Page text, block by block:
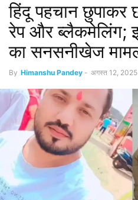
हिंदू पहचान छुपाकर
रेप और ब्लैकमेलिंग;
का सनसनीखेज
By Himanshu Pandey - अगस्त 12, 2025